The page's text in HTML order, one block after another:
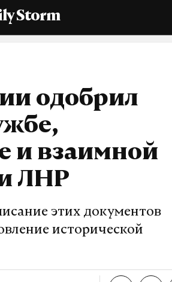
Storm
одобрил
и взаимной
ЛНР
этих документов
исторической